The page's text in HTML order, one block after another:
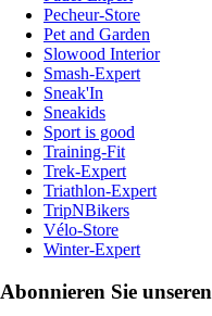
Pecheur-Store
Pet and Garden
Slowood Interior
Smash-Expert
Sneak'In
Sneakids
Sport is good
Training-Fit
Trek-Expert
Triathlon-Expert
TripNBikers
Vélo-Store
Winter-Expert
Abonnieren Sie